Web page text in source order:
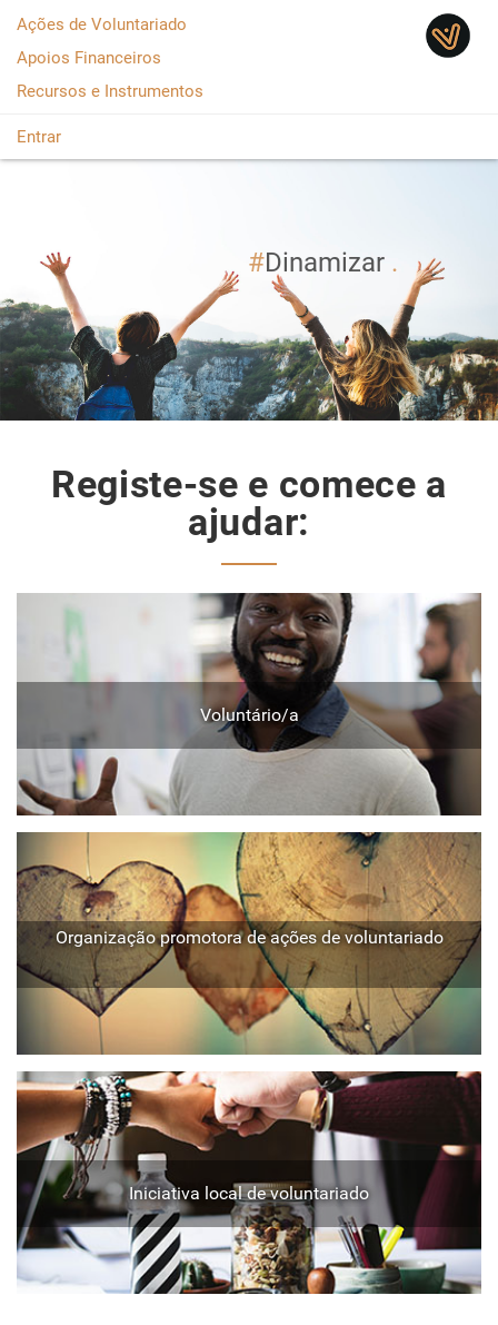
Ações de Voluntariado
Apoios Financeiros
Recursos e Instrumentos
Entrar
Registe-se e comece a
ajudar:
Voluntário/a
Organização promotora de ações de voluntariado
Iniciativa local de voluntariado